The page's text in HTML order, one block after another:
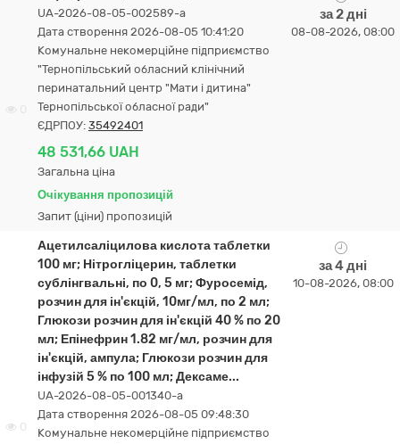
UA-2026-08-05-002589-a
Дата створення 2026-08-05 10:41:20
Комунальне некомерційне підприємство
"Тернопільський обласний клінічний
перинатальний центр "Мати і дитина"
Тернопільської обласної ради"
ЄДРПОУ: 35492401
48 531,66 UAH
Загальна ціна
Очікування пропозицій
Запит (ціни) пропозицій
за 2 дні
08-08-2026, 08:00
0
Ацетилсаліцилова кислота таблетки
100 мг; Нітрогліцерин, таблетки
сублінгвальні, по 0, 5 мг; Фуросемід,
розчин для ін'єкцій, 10мг/мл, по 2 мл;
Глюкози розчин для ін'єкцій 40 % по 20
мл; Епінефрин 1.82 мг/мл, розчин для
ін'єкцій, ампула; Глюкози розчин для
інфузій 5 % по 100 мл; Дексаме...
UA-2026-08-05-001340-a
Дата створення 2026-08-05 09:48:30
Комунальне некомерційне підприємство
за 4 дні
10-08-2026, 08:00